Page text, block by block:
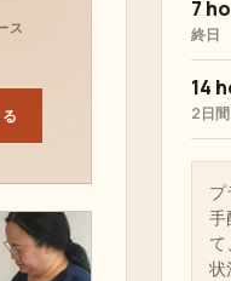
ス
7
終日
14
2日間
プ
手
て
状